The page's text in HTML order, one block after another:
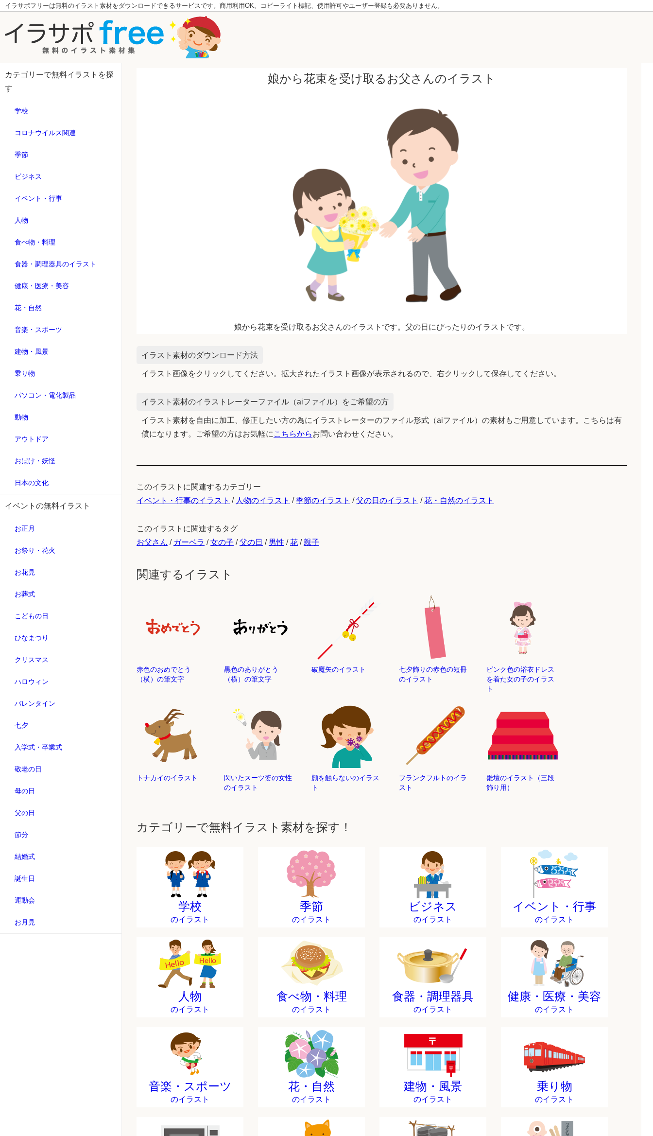
イラサポフリーは無料のイラスト素材をダウンロードできるサービスです。商用利用OK。コピーライト標記、使用許可やユーザー登録も必要ありません。
カテゴリーで無料イラストを探
す
学校
コロナウイルス関連
季節
ビジネス
イベント・行事
人物
食べ物・料理
食器・調理器具のイラスト
健康・医療・美容
花・自然
音楽・スポーツ
建物・風景
乗り物
パソコン・電化製品
動物
アウトドア
おばけ・妖怪
日本の文化
イベントの無料イラスト
お正月
お祭り・花火
お花見
お葬式
こどもの日
ひなまつり
クリスマス
ハロウィン
バレンタイン
七夕
入学式・卒業式
敬老の日
母の日
父の日
節分
結婚式
誕生日
運動会
お月見
娘から花束を受け取るお父さんのイラスト
娘から花束を受け取るお父さんのイラストです。父の日にぴったりのイラストです。
イラスト素材のダウンロード方法
イラスト画像をクリックしてください。拡大されたイラスト画像が表示されるので、右クリックして保存してください。
イラスト素材のイラストレーターファイル（aiファイル）をご希望の方
イラスト素材を自由に加工、修正したい方の為にイラストレーターのファイル形式（aiファイル）の素材もご用意しています。こちらは有
償になります。ご希望の方はお気軽に こちらからお問い合わせください。
このイラストに関連するカテゴリー
イベント・行事のイラスト / 人物のイラスト /季節のイラスト /父の日のイラスト /花・自然のイラスト
このイラストに関連するタグ
お父さん / ガーベラ /女の子 /父の日 / 男性 /花 / 親子
関連するイラスト
赤色のおめでとう
（横）の筆文字
黒色のありがとう
（横）の筆文字
破魔矢のイラスト
七夕飾りの赤色の短冊
のイラスト
ピンク色の浴衣ドレス
を着た女の子のイラス
ト
トナカイのイラスト
閃いたスーツ姿の女性
のイラスト
顔を触らないのイラス
ト
フランクフルトのイラ
スト
雛壇のイラスト（三段
飾り用）
カテゴリーで無料イラスト素材を探す！
学校
のイラスト
季節
のイラスト
ビジネス
のイラスト
イベント・行事
のイラスト
人物
のイラスト
食べ物・料理
のイラスト
食器・調理器具
のイラスト
健康・医療・美容
のイラスト
音楽・スポーツ
のイラスト
花・自然
のイラスト
建物・風景
のイラスト
乗り物
のイラスト